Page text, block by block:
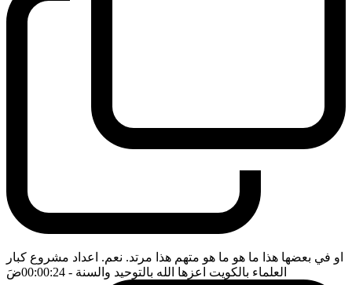
او في بعضها هذا ما هو ما هو متهم هذا مرتد. نعم. اعداد مشروع كبار
العلماء بالكويت اعزها الله بالتوحيد والسنة - 00:00:24 ضَ